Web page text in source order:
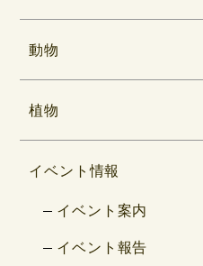
動物
植物
イベント情報
イベント案内
イベント報告